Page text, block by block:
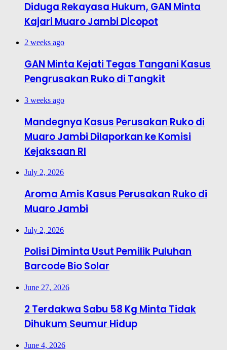
Diduga Rekayasa Hukum, GAN Minta
Kajari Muaro Jambi Dicopot
2 weeks ago
GAN Minta Kejati Tegas Tangani Kasus
Pengrusakan Ruko di Tangkit
3 weeks ago
Mandegnya Kasus Perusakan Ruko di
Muaro Jambi Dilaporkan ke Komisi
Kejaksaan RI
July 2, 2026
Aroma Amis Kasus Perusakan Ruko di
Muaro Jambi
July 2, 2026
Polisi Diminta Usut Pemilik Puluhan
Barcode Bio Solar
June 27, 2026
2 Terdakwa Sabu 58 Kg Minta Tidak
Dihukum Seumur Hidup
June 4, 2026